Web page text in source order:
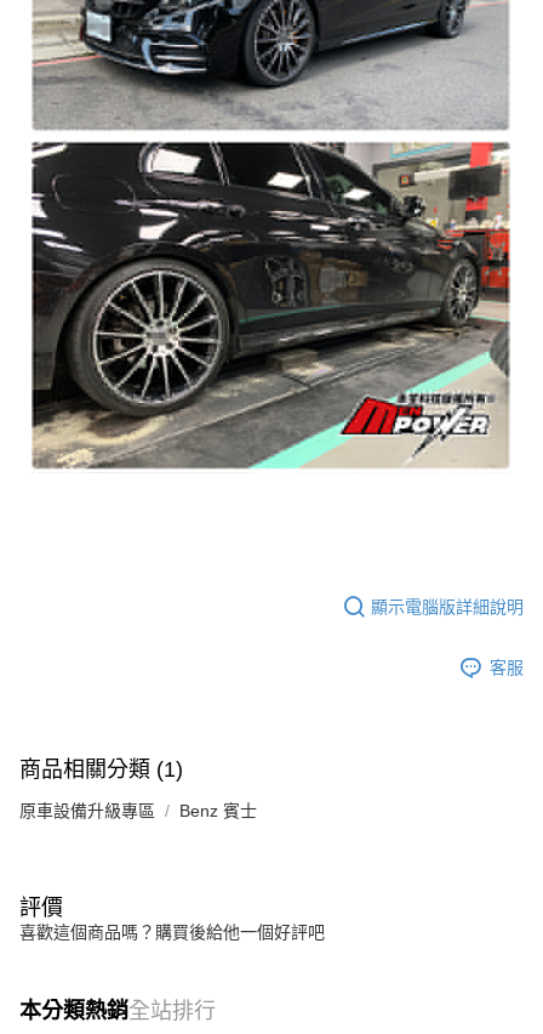
顯示電腦版詳細說明
客服
商品相關分類 (1)
原車設備升級專區 Benz 賓士
評價
喜歡這個商品嗎？購買後給他一個好評吧
本分類熱銷全站排行